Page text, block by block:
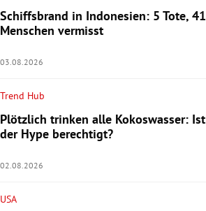
Schiffsbrand in Indonesien: 5 Tote, 41
Menschen vermisst
03.08.2026
Trend Hub
Plötzlich trinken alle Kokoswasser: Ist
der Hype berechtigt?
02.08.2026
USA